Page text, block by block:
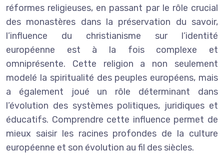
réformes religieuses, en passant par le rôle crucial
des monastères dans la préservation du savoir,
l’influence du christianisme sur l’identité
européenne est à la fois complexe et
omniprésente. Cette religion a non seulement
modelé la spiritualité des peuples européens, mais
a également joué un rôle déterminant dans
l’évolution des systèmes politiques, juridiques et
éducatifs. Comprendre cette influence permet de
mieux saisir les racines profondes de la culture
européenne et son évolution au fil des siècles.